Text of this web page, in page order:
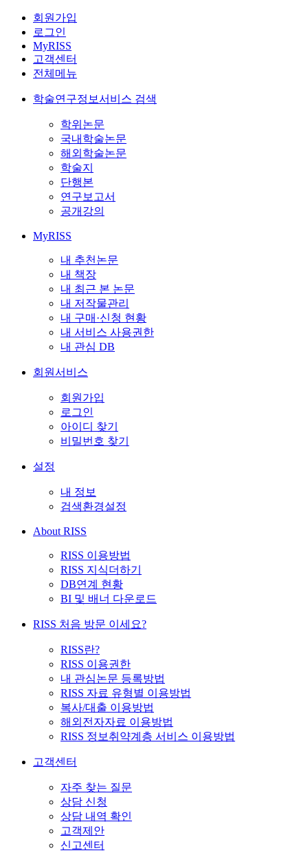
회원가입
로그인
MyRISS
고객센터
전체메뉴
학술연구정보서비스 검색
학위논문
국내학술논문
해외학술논문
학술지
단행본
연구보고서
공개강의
MyRISS
내 추천논문
내 책장
내 최근 본 논문
내 저작물관리
내 구매·신청 현황
내 서비스 사용권한
내 관심 DB
회원서비스
회원가입
로그인
아이디 찾기
비밀번호 찾기
설정
내 정보
검색환경설정
About RISS
RISS 이용방법
RISS 지식더하기
DB연계 현황
BI 및 배너 다운로드
RISS 처음 방문 이세요?
RISS란?
RISS 이용권한
내 관심논문 등록방법
RISS 자료 유형별 이용방법
복사/대출 이용방법
해외전자자료 이용방법
RISS 정보취약계층 서비스 이용방법
고객센터
자주 찾는 질문
상담 신청
상담 내역 확인
고객제안
신고센터